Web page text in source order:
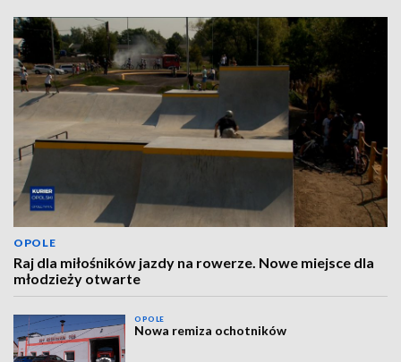
OPOLE
Raj dla miłośników jazdy na rowerze. Nowe miejsce dla
młodzieży otwarte
OPOLE
Nowa remiza ochotników